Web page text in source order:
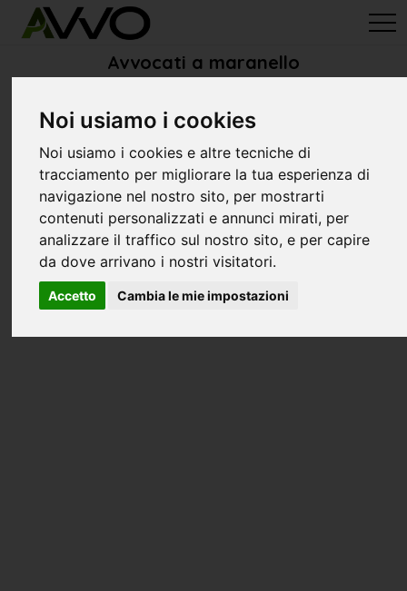
Noi usiamo i cookies
Noi usiamo i cookies e altre tecniche di
tracciamento per migliorare la tua esperienza di
navigazione nel nostro sito, per mostrarti
contenuti personalizzati e annunci mirati, per
analizzare il traffico sul nostro sito, e per capire
da dove arrivano i nostri visitatori.
Accetto Cambia le mie impostazioni
avvo-it>Modena> Avvocati maranello
Avvocati a maranello